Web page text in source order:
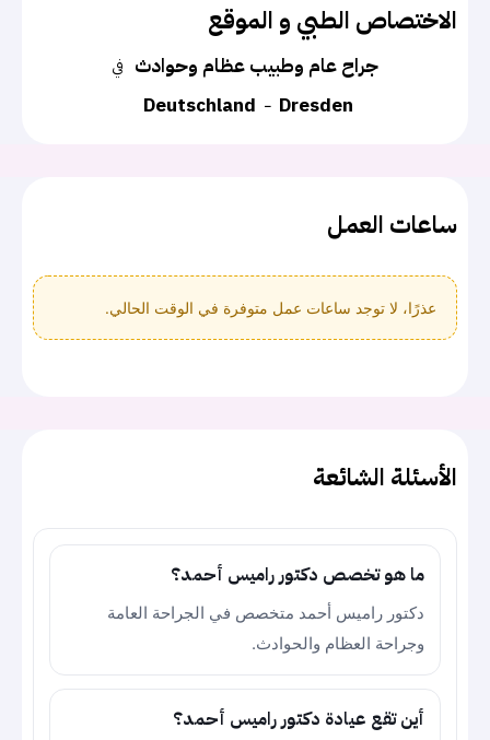
الاختصاص الطبي و الموقع
في جراح عام وطبيب عظام وحوادث
Deutschland
Dresden
ساعات العمل
عذرًا، لا توجد ساعات عمل متوفرة في الوقت الحالي.
الأسئلة الشائعة
ما هو تخصص دكتور راميس أحمد؟
دكتور راميس أحمد متخصص في الجراحة العامة
وجراحة العظام والحوادث.
أين تقع عيادة دكتور راميس أحمد؟